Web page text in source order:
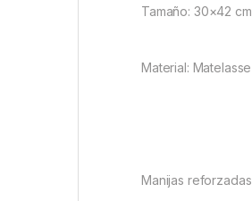
Tamaño: 30×42 cm
Material: Matelasse
Manijas reforzadas